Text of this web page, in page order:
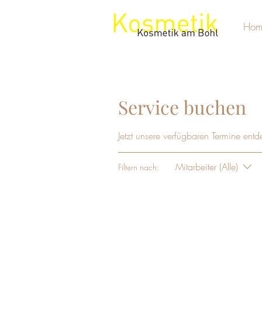
Service buchen
Jetzt unsere verfügbaren Termine
Filtern nach: Mitarbeiter (Alle)